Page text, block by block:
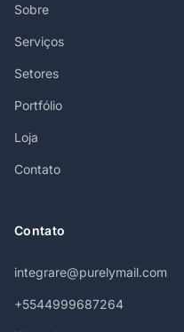
Sobre
Serviços
Setores
Portfólio
Loja
Contato
Contato
integrare@purelymail.com
+5544999687264